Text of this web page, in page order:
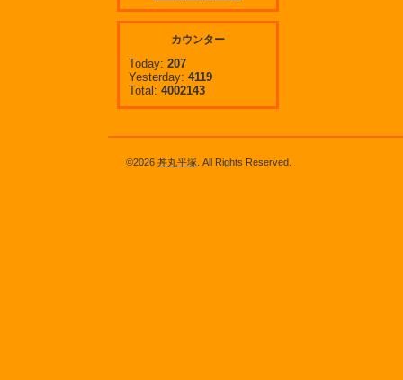
カウンター
Today: 207
Yesterday: 4119
Total: 4002143
©2026 丼丸平塚 . All Rights Reserved.